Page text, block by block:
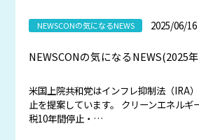
NEWSCONの気になるNEWS 2025/06/16
NEWSCONの気になるNEWS(2025年
米国上院共和党はインフレ抑制法（IRA
止を提案しています。 クリーンエネル
税10年間停止・…